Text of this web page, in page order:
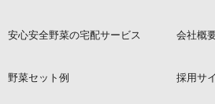
安心安全野菜の宅配サービス 会社概
野菜セット例 採用サ